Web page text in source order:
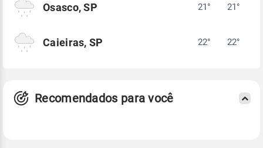
Osasco, SP 21° 21°
Caieiras, SP 22° 22°
Recomendados para você